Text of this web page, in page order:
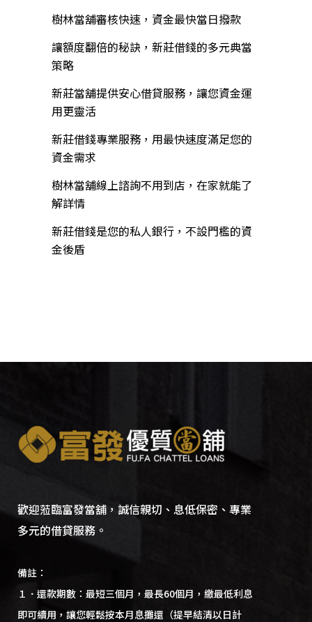
樹林當舖審核快速，資金最快當日撥款
讓額度翻倍的秘訣，新莊借錢的多元典當
策略
新莊當舖提供安心借貸服務，讓您資金運
用更靈活
新莊借錢專業服務，用最快速度滿足您的
資金需求
樹林當舖線上諮詢不用到店，在家就能了
解詳情
新莊借錢是您的私人銀行，不設門檻的資
金後盾
歡迎蒞臨富發當舖，誠信親切、息低保密、專業
多元的借貸服務。
備註：
１．還款期數：最短三個月，最長60個月，繳最低利息
即可續用，讓您輕鬆按本月息攤還（提早結清以日計